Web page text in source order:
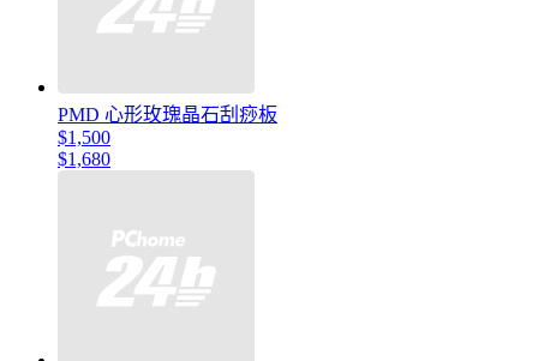
PMD 心形玫瑰晶石刮痧板
$1,500
$1,680